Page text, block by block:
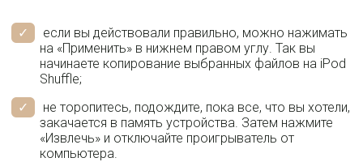
если вы действовали правильно, можно нажимать
на «Применить» в нижнем правом углу. Так вы
начинаете копирование выбранных файлов на iPod
Shuffle;
не торопитесь, подождите, пока все, что вы хотели,
закачается в память устройства. Затем нажмите
«Извлечь» и отключайте проигрыватель от
компьютера.